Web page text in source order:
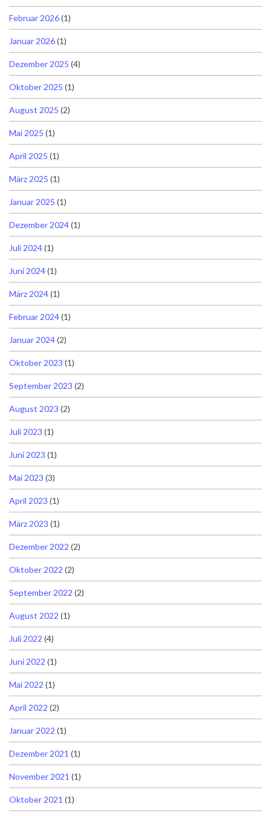
Februar 2026(1)
Januar 2026(1)
Dezember 2025 (4)
Oktober 2025 (1)
August 2025 (2)
Mai 2025 (1)
April 2025 (1)
März 2025 (1)
Januar 2025 (1)
Dezember 2024(1)
Juli 2024(1)
Juni 2024(1)
März 2024(1)
Februar 2024(1)
Januar 2024(2)
Oktober 2023 (1)
September 2023 (2)
August 2023 (2)
Juli 2023 (1)
Juni 2023 (1)
Mai 2023 (3)
April 2023 (1)
März 2023 (1)
Dezember 2022 (2)
Oktober 2022 (2)
September 2022 (2)
August 2022 (1)
Juli 2022 (4)
Juni 2022 (1)
Mai 2022 (1)
April 2022 (2)
Januar 2022 (1)
Dezember 2021 (1)
November 2021 (1)
Oktober 2021 (1)